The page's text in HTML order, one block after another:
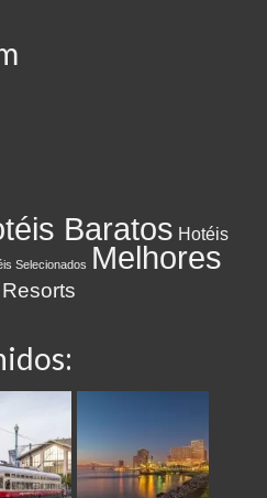
Baratos Hotéis
Selecionados Melhores
Resorts